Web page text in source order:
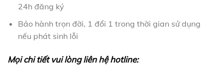
24h đăng ký
Bảo hành trọn đời, 1 đổi 1 trong thời gian sử dụng
nếu phát sinh lỗi
Mọi chi tiết vui lòng liên hệ hotline: